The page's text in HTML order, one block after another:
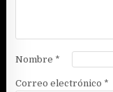
Nombre *
Correo electrónico *